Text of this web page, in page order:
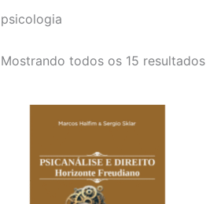
psicologia
Mostrando todos os 15 resultados